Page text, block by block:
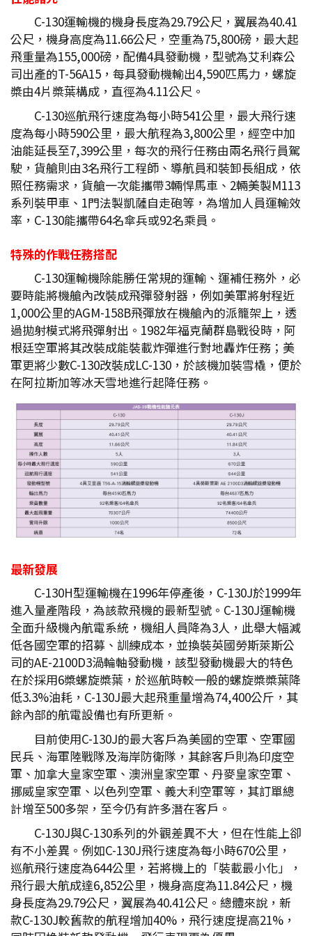
C-130運輸機的機身長度為29.79公尺，翼展為40.41
公尺，機身高度為11.66公尺，空重為75,800磅，最大起
飛重量為155,000磅，配備4具發動機，型號為艾利森公
司出產的T-56A15，每具發動機輸出4,590匹馬力，螺旋
槳由4片槳葉構成，直徑為4.11公尺。
C-130巡航飛行速度為每小時541公里，最大飛行速
度為每小時590公里，最大航程為3,800公里，經空中加
油能延長至7,399公里，每次的飛行任務由兩名飛行員駕
駛，貨艙則由3名飛行工程師、導航員和裝卸長組成，依
照任務需求，貨艙一次能攜帶3輛悍馬車、2輛美製M113
系列裝甲車、1門法製凱薩自走砲等，為增加人員運輸效
率，C-130能攜帶64名傘兵或92名乘員。
特殊的作戰任務搭配
C-130運輸機除能勝任常規的運輸、運補任務外，必
要時能將機艙內改裝成飛彈發射器，例如美軍將射程近
1,000公里的AGM-158B飛彈放在機艙內的派籠架上，透
過拋射模式將飛彈射出。1982年福克蘭群島戰役時，阿
根廷空軍將其改裝成能裝載炸彈進行對地轟炸任務；美
軍更將少數C-130改裝成LC-130，於該機加裝雪橇，便於
在阿拉斯加等冰天雪地進行起降任務。
最新發展
C-130H型運輸機在1996年停產後，C-130J於1999年
進入量產階段，為該款飛機的最新型號。C-130J運輸機
全面升級機內航電系統，機組人員降為3人，此舉大幅減
低各國空軍的招募、訓練成本，並換裝英國勞斯萊斯公
司的AE-2100D3渦輪軸發動機，該型發動機最大的特色
在於採用6槳螺旋槳葉，於巡航時較一般的螺旋槳槳葉降
低3.3%油耗，C-130J最大起飛重量增為74,400公斤，其
餘內部的航電設備也有所更新。
目前使用C-130J的最大客戶為美國的空軍、空軍國
民兵、海軍陸戰隊及海岸防衛隊，其餘客戶則為印度空
軍、加拿大皇家空軍、澳洲皇家空軍、丹麥皇家空軍、
挪威皇家空軍、以色列空軍、義大利空軍等，其訂單總
計增至500多架，至今仍有許多潛在客戶。
C-130J與C-130系列的外觀差異不大，但在性能上卻
有不小差異。例如C-130J飛行速度為每小時670公里，
巡航飛行速度為644公里，若將機上的「裝載最小化」，
飛行最大航成達6,852公里，機身高度為11.84公尺，機
身長度為29.79公尺，翼展為40.41公尺。總體來說，新
款C-130J較舊款的航程增加40%，飛行速度提高21%，